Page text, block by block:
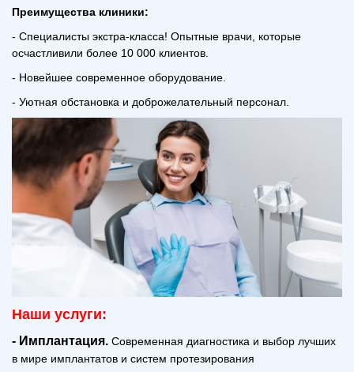
Преимущества клиники:
- Специалисты экстра-класса! Опытные врачи, которые
осчастливили более 10 000 клиентов.
- Новейшее современное оборудование.
- Уютная обстановка и доброжелательный персонал.
Наши услуги:
- Имплантация. Современная диагностика и выбор лучших
в мире имплантатов и систем протезирования